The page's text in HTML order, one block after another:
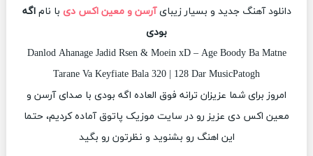
دانلود آهنگ جدید و بسیار زیبایآرسن و معین اکس دی با ناماگه
بودی
Danlod Ahanage Jadid Rsen & Moein xD – Age Boody Ba Matne
Tarane Va Keyfiate Bala 320 | 128 Dar MusicPatogh
امروز برای شما عزیزان ترانه فوق العاده اگه بودی با صدای آرسن و
معین اکس دی عزیز رو در سایت موزیک پاتوق آماده کردیم، حتما
این اهنگ رو بشنوید و نظرتون رو بگید